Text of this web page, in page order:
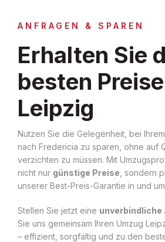
ANFRAGEN & SPAREN
Erhalten Sie
besten
Leipzig
Nutzen Sie die Gelegenheit, bei
nach Fredericia zu sparen, ohne auf
verzichten zu müssen. Mit
nicht nur günstige Preise , sondern
unserer Best-Preis-Garantie in und
Stellen Sie jetzt eine unverbindliche
Sie uns gemeinsam Ihren Umzug
– effizient, sorgfältig und zu den